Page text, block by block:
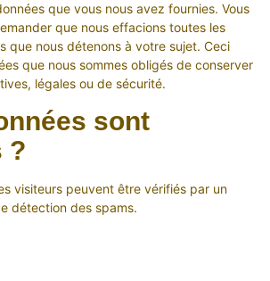
que vous nous avez fournies. Vous
que nous effacions toutes les
que nous détenons à votre sujet. Ceci
que nous sommes obligés de conserver
légales ou de sécurité.
sont
?
visiteurs peuvent être vérifiés par un
détection des spams.